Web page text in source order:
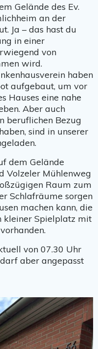
Gelände des Ev.
an der
Ja – das hast du
in einer
von
wird.
haben
aufgebaut, um vor
Hauses eine nahe
Aber auch
beruflichen Bezug
sind in unserer
dem Gelände
Volzeler Mühlenweg
Raum zum
Schlafräume sorgen
machen kann, die
kleiner Spielplatz mit
von 07.30 Uhr
aber angepasst